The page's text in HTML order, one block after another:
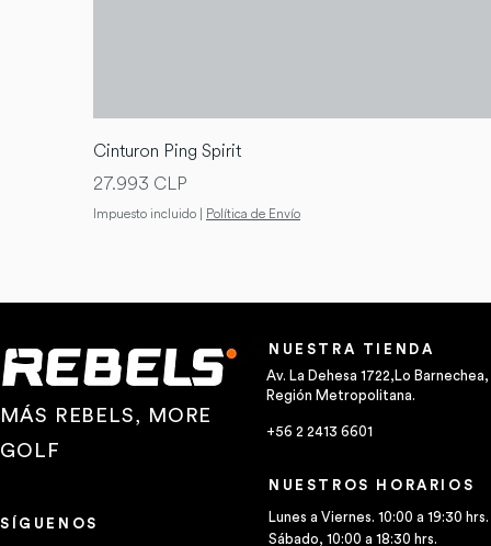
Cinturon Ping Spirit
Precio
27.993 CLP
Impuesto incluido | Política de Envío
MÁS REBELS, MORE
GOLF
SÍGUENOS
NUESTRA TIENDA
Av. La Dehesa 1722,Lo Barnechea,
Región Metropolitana.
+56 2 2413 6601
NUESTROS HORARIOS
Lunes a Viernes. 10:00 a 19:30 hrs.
Sábado, 10:00 a 18:30 hrs.